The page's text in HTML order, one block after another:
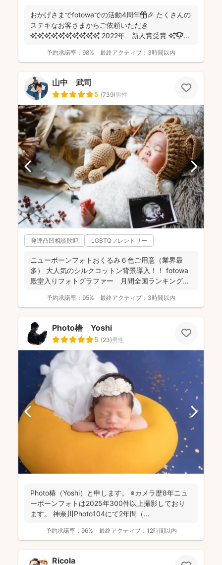
おかげさまでfotowaでの活動4周年🎁🎉 たくさんの
ステキなお客さまからご依頼いただき
✨✨✨✨✨✨✨✨✨✨ 2022年 新人賞受賞 ✨🏆 ...
予約承諾率： 98% 最終アクティブ： 3時間以内
山中 武司
5 (739)男性
発達凸凹相談歓迎 LGBTQフレンドリー
ニューボーンフォトおくるみ６色ご用意（業界最
多） 大人気のシルクコットン背景導入！！ fotowa
殿堂入りフォトグラファー 月間全国ランキング１
予約承諾率： 95% 最終アクティブ： 3時間以内
Photo椿 Yoshi
5 (23)男性
Photo椿（Yoshi）と申します。 ※カメラ歴8年ニュ
ーボーンフォトは2025年300件以上撮影しており
ます。 神奈川Photo104にて2年間（...
予約承諾率： 96% 最終アクティブ： 12時間以内
Ricola